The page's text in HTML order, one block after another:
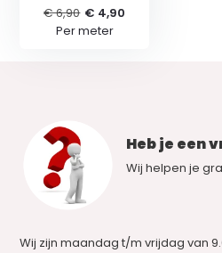
€ 6,90 € 4,90
Per meter
Heb je een
Wij helpen je
Wij zijn maandag t/m vrijdag van